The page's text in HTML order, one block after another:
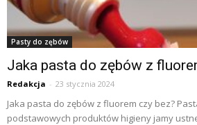
Pasty do zębów
Jaka pasta do zębów z
Redakcja - 23 stycznia 2024
Jaka pasta do zębów z fluorem czy bez?
podstawowych produktów higieny jamy